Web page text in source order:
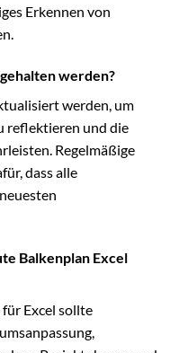
Erkennen von
werden?
werden, um
reflektieren und die
Regelmäßige
dass alle
Balkenplan Excel
Excel sollte